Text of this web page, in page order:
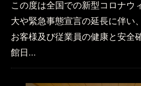
この度は全国での新型コロナウ
大や緊急事態宣言の延長に伴い
お客様及び従業員の健康と安全
館日...